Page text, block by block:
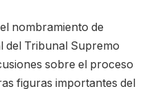
nombramiento de
del Tribunal Supremo
sobre el proceso
figuras importantes del